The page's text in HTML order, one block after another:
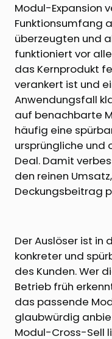
Modul-Expansion
Funktionsumfang
überzeugten und
funktioniert vor
das Kernprodukt
verankert ist und
Anwendungsfall
auf benachbarte
häufig eine
ursprüngliche und
Deal. Damit
den reinen
Deckungsbeitrag
Der Auslöser ist in
konkreter und
des Kunden. Wer
Betrieb früh
das passende
glaubwürdig
Modul-Cross-Sell